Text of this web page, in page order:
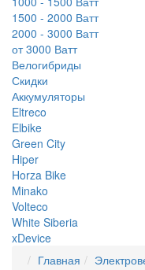
1500 - 2000 Ватт
2000 - 3000 Ватт
от 3000 Ватт
Велогибриды
Скидки
Аккумуляторы
Eltreco
Elbike
Green City
Hiper
Horza Bike
Minako
Volteco
White Siberia
xDevice
Главная